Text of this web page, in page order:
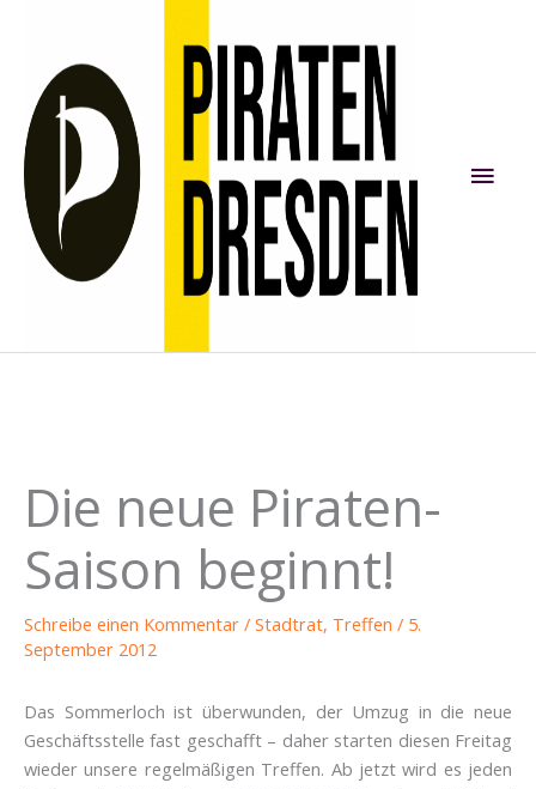
springen
Die neue Piraten-
Saison beginnt!
Schreibe einen Kommentar / Stadtrat, Treffen / 5.
September 2012
Das Sommerloch ist überwunden, der Umzug in die neue
Geschäftsstelle fast geschafft – daher starten diesen Freitag
wieder unsere regelmäßigen Treffen. Ab jetzt wird es jeden